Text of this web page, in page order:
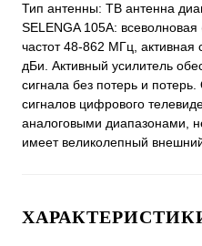
Тип антенны: ТВ антенна
SELENGA 105A:
частот 48-862 МГц,
дБи. Активный усилитель
сигнала без потерь и
сигналов цифрового
аналоговыми диапазонами,
имеет великолепный